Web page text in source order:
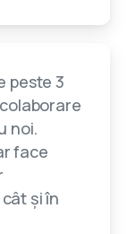
peste 3
noi.
face
și în